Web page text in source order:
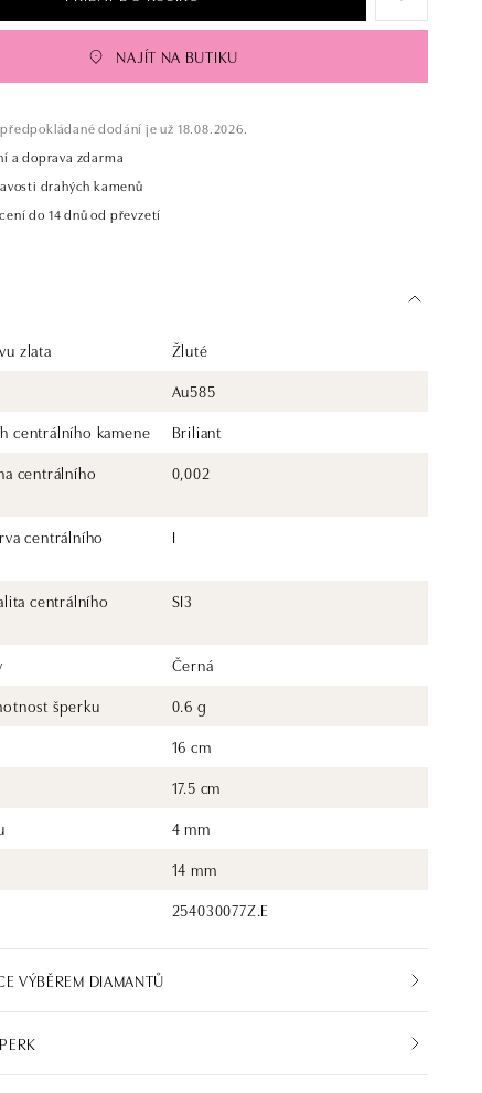
NAJÍT NA BUTIKU
předpokládané dodání je už 18.08.2026.
a doprava zdarma
drahých kamenů
do 14 dnů od převzetí
zlata
Žluté
Au585
centrálního kamene
Briliant
centrálního
0,002
centrálního
I
centrálního
SI3
Černá
šperku
0.6 g
16 cm
17.5 cm
4 mm
14 mm
254030077Z.E
VÝBĚREM DIAMANTŮ